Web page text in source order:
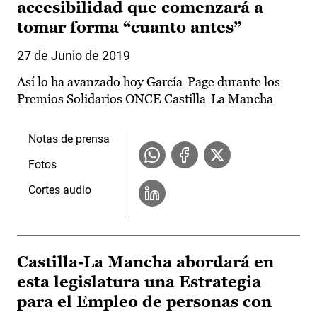
accesibilidad que comenzará a
tomar forma “cuanto antes”
27 de Junio de 2019
Así lo ha avanzado hoy García-Page durante los
Premios Solidarios ONCE Castilla-La Mancha
Notas de prensa
Fotos
Cortes audio
Castilla-La Mancha abordará en
esta legislatura una Estrategia
para el Empleo de personas con